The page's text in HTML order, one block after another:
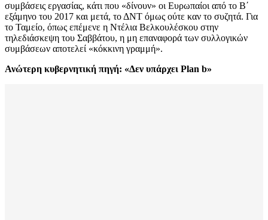
συμβάσεις εργασίας, κάτι που «δίνουν» οι Ευρωπαίοι από το Β΄
εξάμηνο του 2017 και μετά, το ΔΝΤ όμως ούτε καν το συζητά. Για
το Ταμείο, όπως επέμενε η Ντέλια Βελκουλέσκου στην
τηλεδιάσκεψη του Σαββάτου, η μη επαναφορά των συλλογικών
συμβάσεων αποτελεί «κόκκινη γραμμή».
Ανώτερη κυβερνητική πηγή: «Δεν υπάρχει Plan b»